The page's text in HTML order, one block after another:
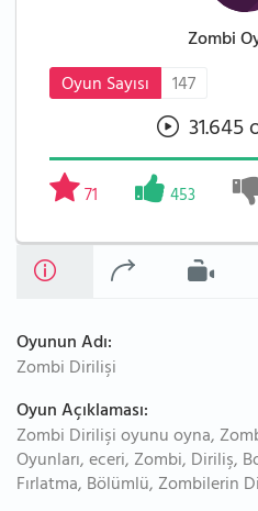
Zombi
Oyun Sayısı
147
31.645
71 453
Oyunun Adı:
Zombi Dirilişi
Oyun Açıklaması:
Zombi Dirilişi oyunu oyna,
Oyunları, eceri, Zombi, Diriliş,
Fırlatma, Bölümlü, Zombilerin